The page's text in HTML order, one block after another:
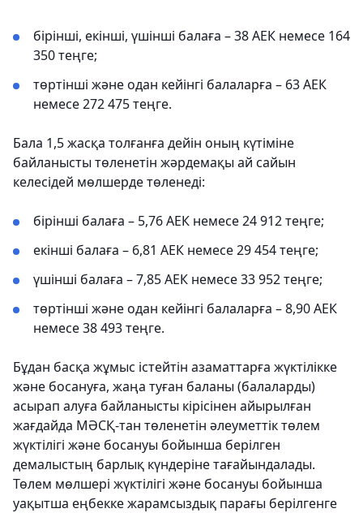
бірінші, екінші, үшінші балаға – 38 АЕК немесе 164
350 теңге;
төртінші және одан кейінгі балаларға – 63 АЕК
немесе 272 475 теңге.
Бала 1,5 жасқа толғанға дейін оның күтіміне
байланысты төленетін жәрдемақы ай сайын
келесідей мөлшерде төленеді:
бірінші балаға – 5,76 АЕК немесе 24 912 теңге;
екінші балаға – 6,81 АЕК немесе 29 454 теңге;
үшінші балаға – 7,85 АЕК немесе 33 952 теңге;
төртінші және одан кейінгі балаларға – 8,90 АЕК
немесе 38 493 теңге.
Бұдан басқа жұмыс істейтін азаматтарға жүктілікке
және босануға, жаңа туған баланы (балаларды)
асырап алуға байланысты кірісінен айырылған
жағдайда МӘСҚ-тан төленетін әлеуметтік төлем
жүктілігі және босануы бойынша берілген
демалыстың барлық күндеріне тағайындалады.
Төлем мөлшері жүктілігі және босануы бойынша
уақытша еңбекке жарамсыздық парағы берілгенге